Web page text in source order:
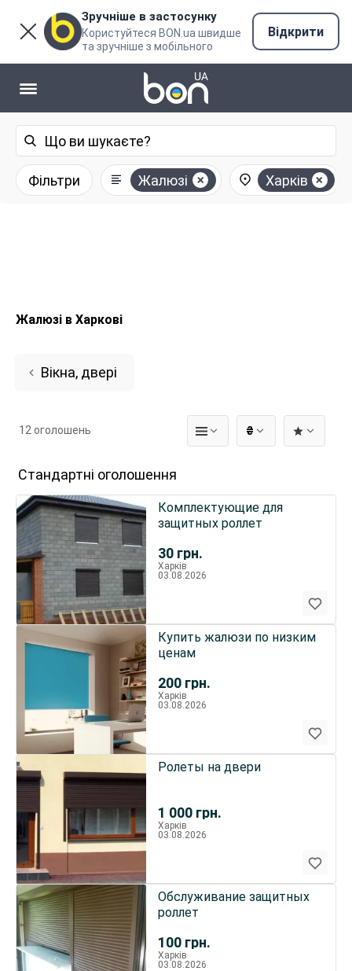
Зручніше в застосунку
Користуйтеся BON.ua швидше
та зручніше з мобільного
Відкрити
Фільтри Жалюзі Харків
Жалюзі в Харкові
Вікна, двері
₴
12 оголошень
Стандартні оголошення
30 грн.
Комплектующие для
защитных роллет
Харків
03.08.2026
200 грн.
Купить жалюзи по низким
ценам
Харків
03.08.2026
1 000 грн.
Ролеты на двери
Харків
03.08.2026
100 грн.
Обслуживание защитных
роллет
Харків
03.08.2026